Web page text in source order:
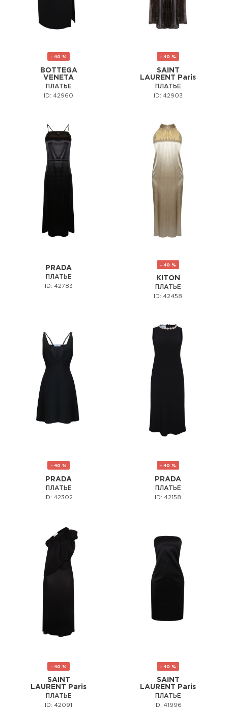
- 40 %
BOTTEGA
VENETA
ПЛАТЬЕ
ID: 42960
- 40 %
SAINT
LAURENT Paris
ПЛАТЬЕ
ID: 42903
PRADA
ПЛАТЬЕ
ID: 42783
- 40 %
KITON
ПЛАТЬЕ
ID: 42458
- 40 %
PRADA
ПЛАТЬЕ
ID: 42302
- 40 %
PRADA
ПЛАТЬЕ
ID: 42158
- 40 %
SAINT
LAURENT Paris
ПЛАТЬЕ
ID: 42091
- 40 %
SAINT
LAURENT Paris
ПЛАТЬЕ
ID: 41996